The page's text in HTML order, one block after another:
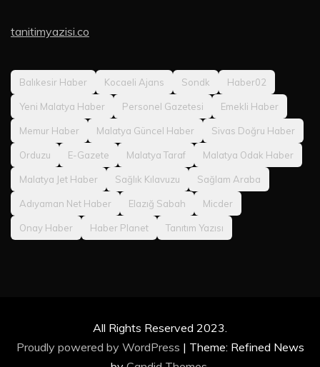
tanitimyazisi.co
Balıkesir Haber Kocaeli Ajans Sondk Haber02
Yeni Malatya Haber Personel Gazetesi Emekli Haber
Memur Haber Malatya Güncel Haber Sivas Doğru Haber
Orduzu E-Gazete Malatya Taraf Malatya Odak Haber
Malatya Jet Haber Sağlık Kılavuzu Sağlam Araba
Adıyaman Net Haber Elazığ Sabah Micder
Onay Haber Haber Planet Tanıtım Yazısı
All Rights Reserved 2023.
Proudly powered by WordPress | Theme: Refined News